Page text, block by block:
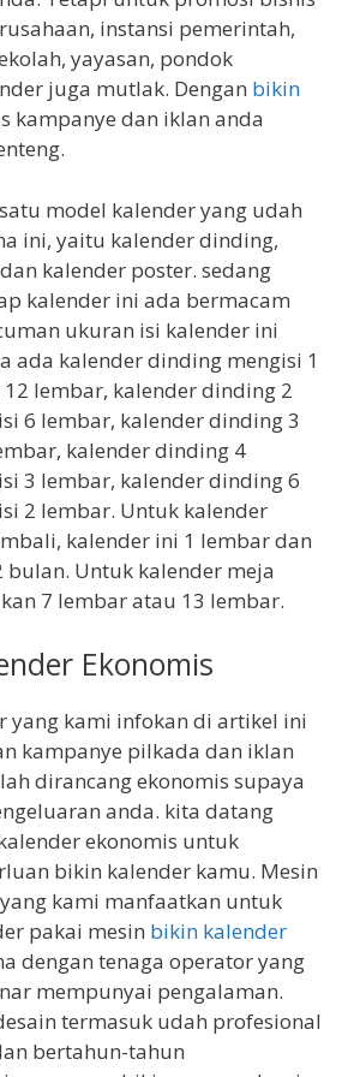
instansi pemerintah,
yayasan, pondok
juga mutlak. Dengan bikin
kampanye dan iklan anda
model kalender yang udah
ini, yaitu kalender dinding,
kalender poster. sedang
kalender ini ada bermacam
ukuran isi kalender ini
ada kalender dinding mengisi 1
lembar, kalender dinding 2
6 lembar, kalender dinding 3
kalender dinding 4
3 lembar, kalender dinding 6
2 lembar. Untuk kalender
kalender ini 1 lembar dan
bulan. Untuk kalender meja
7 lembar atau 13 lembar.
Ekonomis
yang kami infokan di artikel ini
kampanye pilkada dan iklan
dirancang ekonomis supaya
anda. kita datang
ekonomis untuk
bikin kalender kamu. Mesin
kami manfaatkan untuk
pakai mesin bikin kalender
dengan tenaga operator yang
mempunyai pengalaman.
termasuk udah profesional
bertahun-tahun